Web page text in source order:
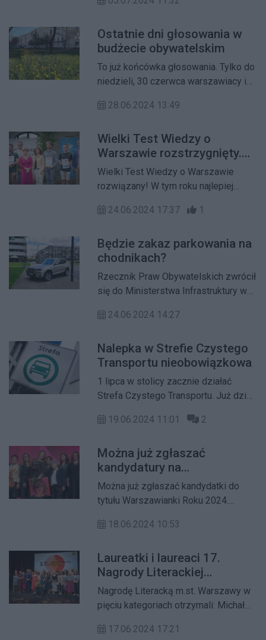
stołeczni radni na sesji 4 lipca.
Ostatnie dni głosowania w
budżecie obywatelskim
To już końcówka głosowania. Tylko do
niedzieli, 30 czerwca warszawiacy i
żoliborzanki mogą zdecydować na co
obywatelskiego. Głosować mogą
wszyscy – nie trzeba być pełnoletnim
i nie trzeba być zameldowanym.
28.06.2024 13:49
Wielki Test Wiedzy o
Warszawie rozstrzygnięty.
Teraz każdy może go
rozwiązać!
Wielki Test Wiedzy o Warszawie
rozwiązany! W tym roku najlepiej
poprawnie odpowiedział na 37 z 45
pytaniami zmierzyć się może każdy.
24.06.2024 17:37 1
Będzie zakaz parkowania na
chodnikach?
Rzecznik Praw Obywatelskich zwrócił
się do Ministerstwa Infrastruktury w
zakazu parkowania aut na chodnikach
24.06.2024 14:27
Nalepka w Strefie Czystego
Transportu nieobowiązkowa
1 lipca w stolicy zacznie działać
Strefa Czystego Transportu. Już dziś
swoje auta pod kątem zgodności z
posiadaczy aut nie musi podejmować
żadnych działań – nie potrzebuje się
rejestrować ani starać o nalepkę.
19.06.2024 11:01 2
Można już zgłaszać
kandydatury na
Warszawiankę Roku 2024
Można już zgłaszać kandydatki do
tytułu Warszawianki Roku 2024.
swoją działalnością społeczną lub
przyczynia się do rozwoju i
promowania Warszawy. W tym roku
wyróżnienie otrzyma także
Warszawianka Młodego Pokolenia.
18.06.2024 10:53
Laureatki i laureaci 17.
Nagrody Literackiej
Warszawy
Nagrodę Literacką m.st. Warszawy w
pięciu kategoriach otrzymali: Michał
Różycki, Maciej Sieńczyk, Maria
17.06.2024 17:21